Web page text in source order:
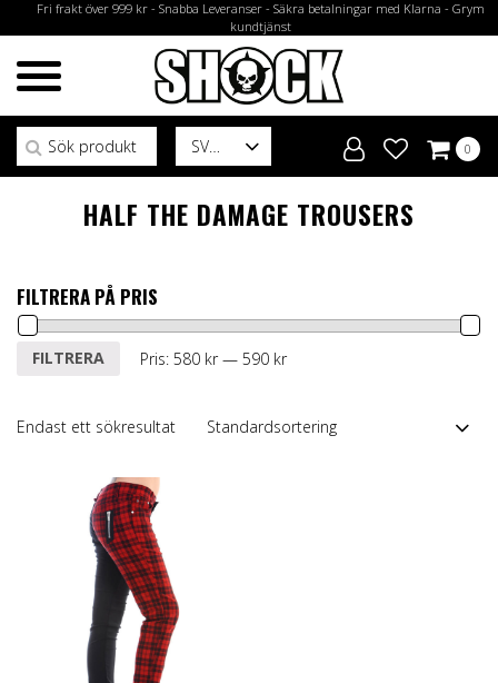
Fri frakt över 999 kr - Snabba Leveranser - Säkra betalningar med Klarna - Grym
kundtjänst
SV
Sök efter:
0
HALF THE DAMAGE TROUSERS
FILTRERA PÅ PRIS
Min
MaxFILTRERA Pris: 580 kr— 590 kr
Endast ett sökresultat